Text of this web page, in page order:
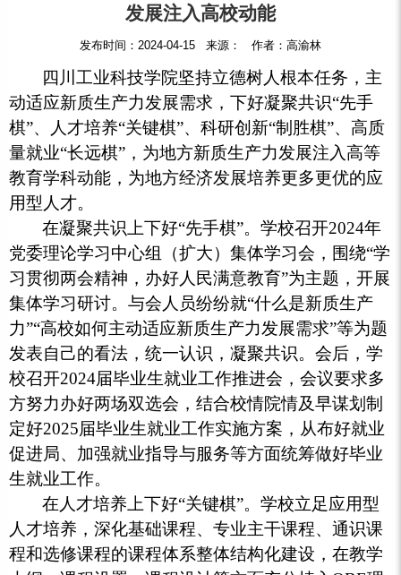
发展注入高校动能
发布时间：2024-04-15 来源： 作者：高渝林
四川工业科技学院坚持立德树人根本任务，主
动适应新质生产力发展需求，下好凝聚共识“先手
棋”、人才培养“关键棋”、科研创新“制胜棋”、高质
量就业“长远棋”，为地方新质生产力发展注入高等
教育学科动能，为地方经济发展培养更多更优的应
用型人才。
在凝聚共识上下好“先手棋”。学校召开2024年
党委理论学习中心组（扩大）集体学习会，围绕“学
习贯彻两会精神，办好人民满意教育”为主题，开展
集体学习研讨。与会人员纷纷就“什么是新质生产
力”“高校如何主动适应新质生产力发展需求”等为题
发表自己的看法，统一认识，凝聚共识。会后，学
校召开2024届毕业生就业工作推进会，会议要求多
方努力办好两场双选会，结合校情院情及早谋划制
定好2025届毕业生就业工作实施方案，从布好就业
促进局、加强就业指导与服务等方面统筹做好毕业
生就业工作。
在人才培养上下好“关键棋”。学校立足应用型
人才培养，深化基础课程、专业主干课程、通识课
程和选修课程的课程体系整体结构化建设，在教学